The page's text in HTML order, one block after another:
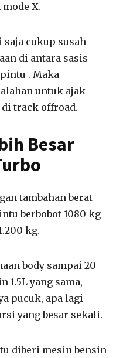
X.
cukup susah
di antara sasis
. Maka
untuk ajak
track offroad.
Besar
tambahan berat
berbobot 1080 kg
kg.
body sampai 20
1.5L yang sama,
pucuk, apa lagi
yang besar sekali.
diberi mesin bensin